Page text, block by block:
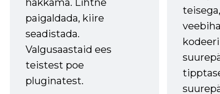
hakkama. Lihtne
paigaldada, kiire
seadistada.
Valgusaastaid ees
teistest poe
pluginatest.